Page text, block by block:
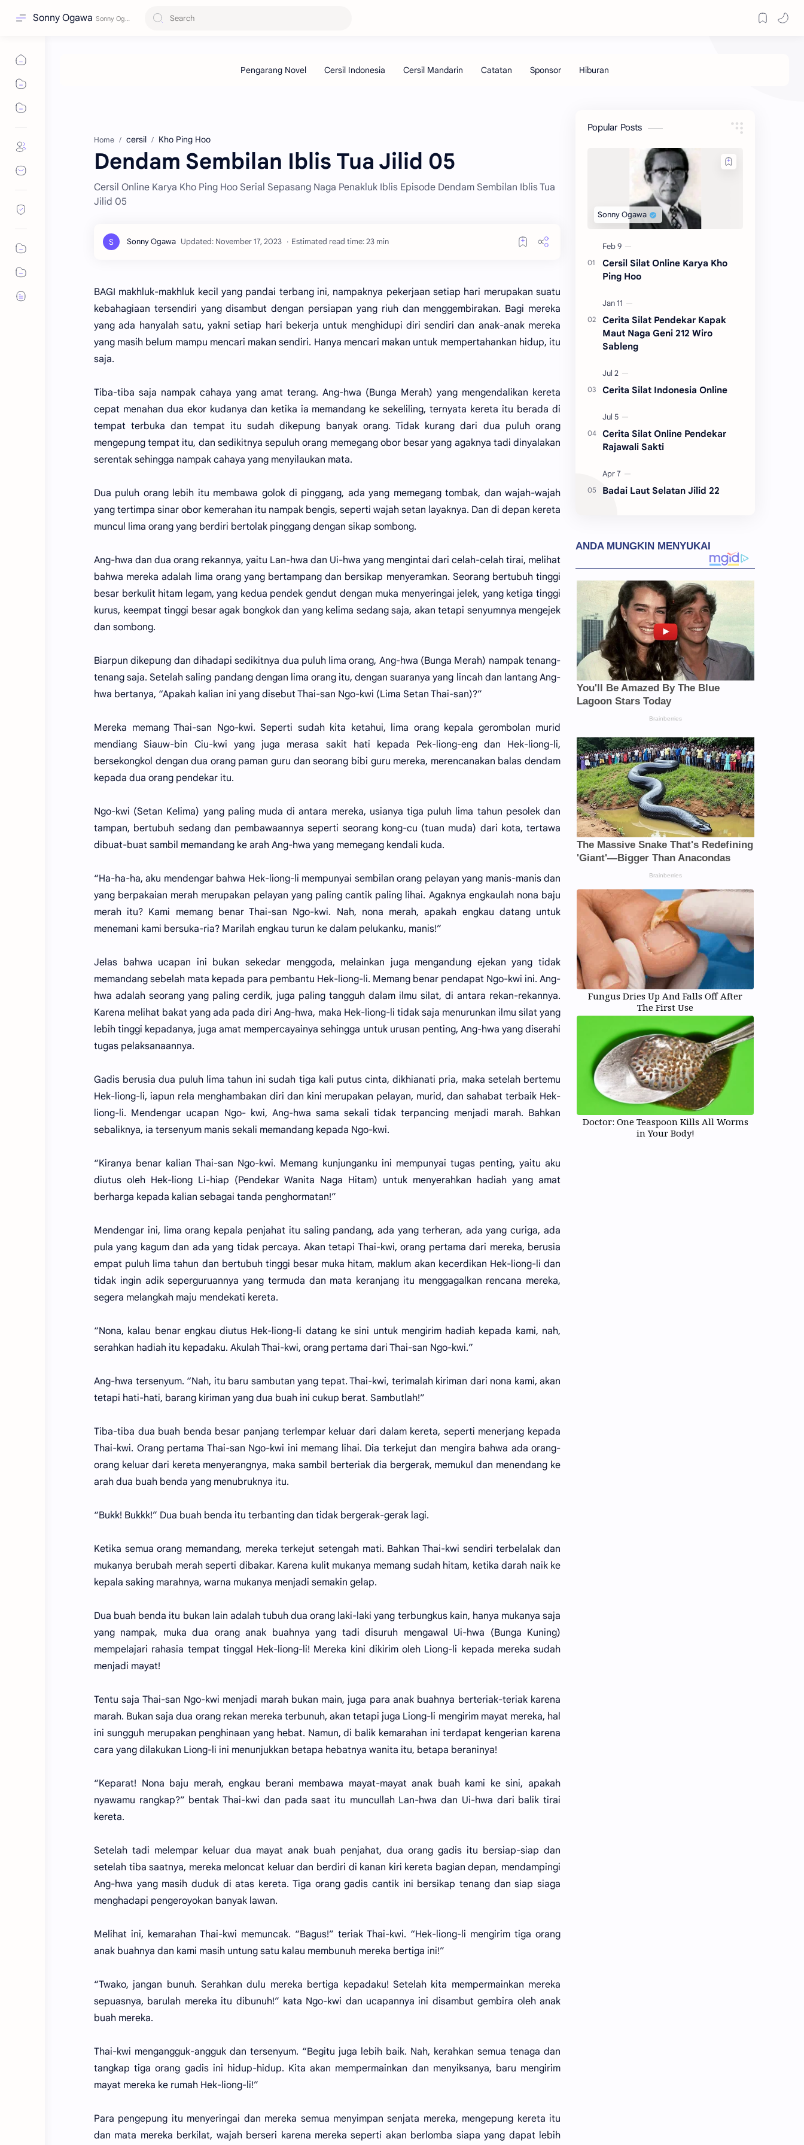
Sonny Ogawa
Home cersil Kho Ping Hoo
Dendam Sembilan Iblis Tua Jilid 05
Cersil Online Karya Kho Ping Hoo Serial Sepasang Naga Penakluk Iblis Episode Dendam Sembilan Iblis Tua
Jilid 05
Estimated read time: 23 min
BAGI makhluk-makhluk kecil yang pandai terbang ini, nampaknya pekerjaan setiap hari merupakan suatu
kebahagiaan tersendiri yang disambut dengan persiapan yang riuh dan menggembirakan. Bagi mereka
yang ada hanyalah satu, yakni setiap hari bekerja untuk menghidupi diri sendiri dan anak-anak mereka
yang masih belum mampu mencari makan sendiri. Hanya mencari makan untuk mempertahankan hidup, itu
saja.
Tiba-tiba saja nampak cahaya yang amat terang. Ang-hwa (Bunga Merah) yang mengendalikan kereta
cepat menahan dua ekor kudanya dan ketika ia memandang ke sekeliling, ternyata kereta itu berada di
tempat terbuka dan tempat itu sudah dikepung banyak orang. Tidak kurang dari dua puluh orang
mengepung tempat itu, dan sedikitnya sepuluh orang memegang obor besar yang agaknya tadi dinyalakan
serentak sehingga nampak cahaya yang menyilaukan mata.
Dua puluh orang lebih itu membawa golok di pinggang, ada yang memegang tombak, dan wajah-wajah
yang tertimpa sinar obor kemerahan itu nampak bengis, seperti wajah setan layaknya. Dan di depan kereta
muncul lima orang yang berdiri bertolak pinggang dengan sikap sombong.
Ang-hwa dan dua orang rekannya, yaitu Lan-hwa dan Ui-hwa yang mengintai dari celah-celah tirai, melihat
bahwa mereka adalah lima orang yang bertampang dan bersikap menyeramkan. Seorang bertubuh tinggi
besar berkulit hitam legam, yang kedua pendek gendut dengan muka menyeringai jelek, yang ketiga tinggi
kurus, keempat tinggi besar agak bongkok dan yang kelima sedang saja, akan tetapi senyumnya mengejek
dan sombong.
Biarpun dikepung dan dihadapi sedikitnya dua puluh lima orang, Ang-hwa (Bunga Merah) nampak tenang-
tenang saja. Setelah saling pandang dengan lima orang itu, dengan suaranya yang lincah dan lantang Ang-
hwa bertanya, “Apakah kalian ini yang disebut Thai-san Ngo-kwi (Lima Setan Thai-san)?”
Mereka memang Thai-san Ngo-kwi. Seperti sudah kita ketahui, lima orang kepala gerombolan murid
mendiang Siauw-bin Ciu-kwi yang juga merasa sakit hati kepada Pek-liong-eng dan Hek-liong-li,
bersekongkol dengan dua orang paman guru dan seorang bibi guru mereka, merencanakan balas dendam
kepada dua orang pendekar itu.
Ngo-kwi (Setan Kelima) yang paling muda di antara mereka, usianya tiga puluh lima tahun pesolek dan
tampan, bertubuh sedang dan pembawaannya seperti seorang kong-cu (tuan muda) dari kota, tertawa
dibuat-buat sambil memandang ke arah Ang-hwa yang memegang kendali kuda.
“Ha-ha-ha, aku mendengar bahwa Hek-liong-li mempunyai sembilan orang pelayan yang manis-manis dan
yang berpakaian merah merupakan pelayan yang paling cantik paling lihai. Agaknya engkaulah nona baju
merah itu? Kami memang benar Thai-san Ngo-kwi. Nah, nona merah, apakah engkau datang untuk
menemani kami bersuka-ria? Marilah engkau turun ke dalam pelukanku, manis!”
Jelas bahwa ucapan ini bukan sekedar menggoda, melainkan juga mengandung ejekan yang tidak
memandang sebelah mata kepada para pembantu Hek-liong-li. Memang benar pendapat Ngo-kwi ini. Ang-
hwa adalah seorang yang paling cerdik, juga paling tangguh dalam ilmu silat, di antara rekan-rekannya.
Karena melihat bakat yang ada pada diri Ang-hwa, maka Hek-liong-li tidak saja menurunkan ilmu silat yang
lebih tinggi kepadanya, juga amat mempercayainya sehingga untuk urusan penting, Ang-hwa yang diserahi
tugas pelaksanaannya.
Gadis berusia dua puluh lima tahun ini sudah tiga kali putus cinta, dikhianati pria, maka setelah bertemu
Hek-liong-li, iapun rela menghambakan diri dan kini merupakan pelayan, murid, dan sahabat terbaik Hek-
liong-li. Mendengar ucapan Ngo- kwi, Ang-hwa sama sekali tidak terpancing menjadi marah. Bahkan
sebaliknya, ia tersenyum manis sekali memandang kepada Ngo-kwi.
“Kiranya benar kalian Thai-san Ngo-kwi. Memang kunjunganku ini mempunyai tugas penting, yaitu aku
diutus oleh Hek-liong Li-hiap (Pendekar Wanita Naga Hitam) untuk menyerahkan hadiah yang amat
berharga kepada kalian sebagai tanda penghormatan!”
Mendengar ini, lima orang kepala penjahat itu saling pandang, ada yang terheran, ada yang curiga, ada
pula yang kagum dan ada yang tidak percaya. Akan tetapi Thai-kwi, orang pertama dari mereka, berusia
empat puluh lima tahun dan bertubuh tinggi besar muka hitam, maklum akan kecerdikan Hek-liong-li dan
tidak ingin adik seperguruannya yang termuda dan mata keranjang itu menggagalkan rencana mereka,
segera melangkah maju mendekati kereta.
“Nona, kalau benar engkau diutus Hek-liong-li datang ke sini untuk mengirim hadiah kepada kami, nah,
serahkan hadiah itu kepadaku. Akulah Thai-kwi, orang pertama dari Thai-san Ngo-kwi.”
Ang-hwa tersenyum. “Nah, itu baru sambutan yang tepat. Thai-kwi, terimalah kiriman dari nona kami, akan
tetapi hati-hati, barang kiriman yang dua buah ini cukup berat. Sambutlah!”
Tiba-tiba dua buah benda besar panjang terlempar keluar dari dalam kereta, seperti menerjang kepada
Thai-kwi. Orang pertama Thai-san Ngo-kwi ini memang lihai. Dia terkejut dan mengira bahwa ada orang-
orang keluar dari kereta menyerangnya, maka sambil berteriak dia bergerak, memukul dan menendang ke
arah dua buah benda yang menubruknya itu.
“Bukk! Bukkk!” Dua buah benda itu terbanting dan tidak bergerak-gerak lagi.
Ketika semua orang memandang, mereka terkejut setengah mati. Bahkan Thai-kwi sendiri terbelalak dan
mukanya berubah merah seperti dibakar. Karena kulit mukanya memang sudah hitam, ketika darah naik ke
kepala saking marahnya, warna mukanya menjadi semakin gelap.
Dua buah benda itu bukan lain adalah tubuh dua orang laki-laki yang terbungkus kain, hanya mukanya saja
yang nampak, muka dua orang anak buahnya yang tadi disuruh mengawal Ui-hwa (Bunga Kuning)
mempelajari rahasia tempat tinggal Hek-liong-li! Mereka kini dikirim oleh Liong-li kepada mereka sudah
menjadi mayat!
Tentu saja Thai-san Ngo-kwi menjadi marah bukan main, juga para anak buahnya berteriak-teriak karena
marah. Bukan saja dua orang rekan mereka terbunuh, akan tetapi juga Liong-li mengirim mayat mereka, hal
ini sungguh merupakan penghinaan yang hebat. Namun, di balik kemarahan ini terdapat kengerian karena
cara yang dilakukan Liong-li ini menunjukkan betapa hebatnya wanita itu, betapa beraninya!
“Keparat! Nona baju merah, engkau berani membawa mayat-mayat anak buah kami ke sini, apakah
nyawamu rangkap?” bentak Thai-kwi dan pada saat itu muncullah Lan-hwa dan Ui-hwa dari balik tirai
kereta.
Setelah tadi melempar keluar dua mayat anak buah penjahat, dua orang gadis itu bersiap-siap dan
setelah tiba saatnya, mereka meloncat keluar dan berdiri di kanan kiri kereta bagian depan, mendampingi
Ang-hwa yang masih duduk di atas kereta. Tiga orang gadis cantik ini bersikap tenang dan siap siaga
menghadapi pengeroyokan banyak lawan.
Melihat ini, kemarahan Thai-kwi memuncak. “Bagus!” teriak Thai-kwi. “Hek-liong-li mengirim tiga orang
anak buahnya dan kami masih untung satu kalau membunuh mereka bertiga ini!”
“Twako, jangan bunuh. Serahkan dulu mereka bertiga kepadaku! Setelah kita mempermainkan mereka
sepuasnya, barulah mereka itu dibunuh!” kata Ngo-kwi dan ucapannya ini disambut gembira oleh anak
buah mereka.
Thai-kwi mengangguk-angguk dan tersenyum. “Begitu juga lebih baik. Nah, kerahkan semua tenaga dan
tangkap tiga orang gadis ini hidup-hidup. Kita akan mempermainkan dan menyiksanya, baru mengirim
mayat mereka ke rumah Hek-liong-li!”
Para pengepung itu menyeringai dan mereka semua menyimpan senjata mereka, mengepung kereta itu
dan mata mereka berkilat, wajah berseri karena mereka seperti akan berlomba siapa yang dapat lebih
Popular Posts
Cersil Silat Online Karya Kho
Ping Hoo
Cerita Silat Pendekar Kapak
Maut Naga Geni 212 Wiro
Sableng
Cerita Silat Indonesia Online
Cerita Silat Online Pendekar
Rajawali Sakti
Badai Laut Selatan Jilid 22
Fungus Dries Up And Falls Off After
The First Use
Doctor: One Teaspoon Kills All Worms
in Your Body!